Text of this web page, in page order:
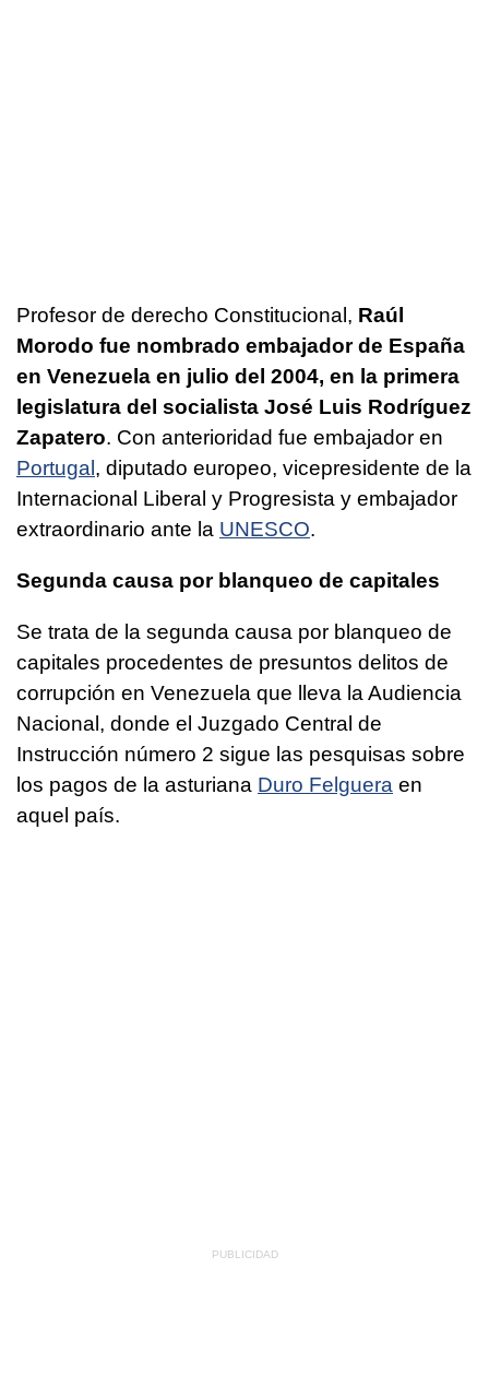
Profesor de derecho Constitucional, Raúl
Morodo fue nombrado embajador de España
en Venezuela en julio del 2004, en la primera
legislatura del socialista José Luis Rodríguez
Zapatero. Con anterioridad fue embajador en
Portugal, diputado europeo, vicepresidente de la
Internacional Liberal y Progresista y embajador
extraordinario ante la UNESCO.
Segunda causa por blanqueo de capitales
Se trata de la segunda causa por blanqueo de
capitales procedentes de presuntos delitos de
corrupción en Venezuela que lleva la Audiencia
Nacional, donde el Juzgado Central de
Instrucción número 2 sigue las pesquisas sobre
los pagos de la asturiana Duro Felguera en
aquel país.